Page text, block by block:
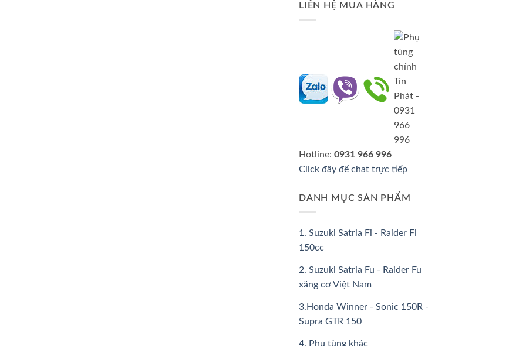
LIÊN HỆ MUA HÀNG
Hotline: 0931 966 996
Click đây để chat trực tiếp
DANH MỤC SẢN PHẨM
1. Suzuki Satria Fi - Raider Fi
150cc
2. Suzuki Satria Fu - Raider Fu
xăng cơ Việt Nam
3.Honda Winner - Sonic 150R -
Supra GTR 150
4. Phụ tùng khác